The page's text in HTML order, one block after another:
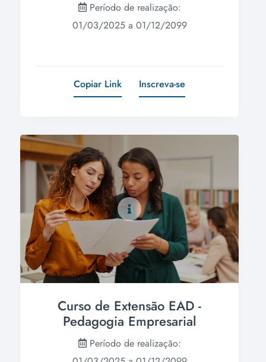
Período de realização:
01/03/2025 a 01/12/2099
Copiar Link Inscreva-se
Curso de Extensão EAD -
Pedagogia Empresarial
Período de realização: